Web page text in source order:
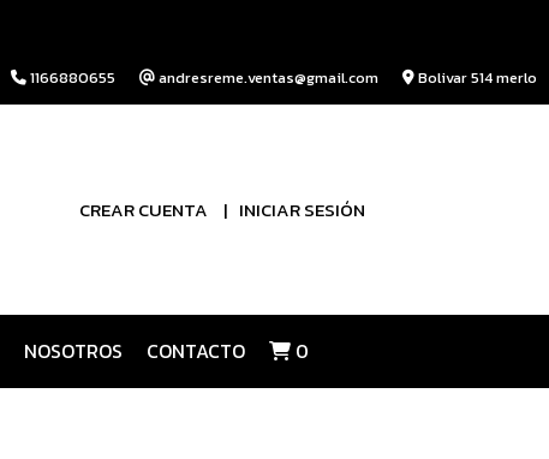
1166880655 andresreme.ventas@gmail.com Bolivar 514 merlo
CREAR CUENTA INICIAR SESIÓN
NOSOTROS CONTACTO 0